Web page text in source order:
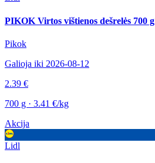
PIKOK Virtos vištienos dešrelės 700 g
Pikok
Galioja iki 2026-08-12
2.39 €
700 g · 3.41 €/kg
Akcija
Lidl